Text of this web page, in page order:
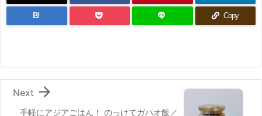
B! Copy
手軽にアジアごはん！ のっけてガパオ飯／

Next